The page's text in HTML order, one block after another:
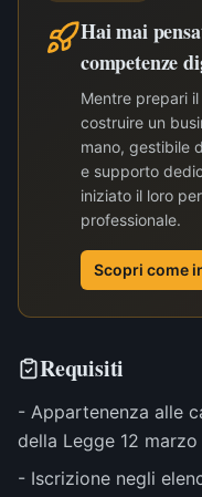
Hai mai
competenze
Mentre prepari
costruire un
mano, gestibile
e supporto
iniziato il loro
professionale.
Scopri come
Requisiti
- Appartenenza alle
della Legge 12 marzo
- Iscrizione negli